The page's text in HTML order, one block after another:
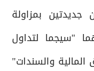
بمزاولة
"سيجما لتداول
المالية والسندات"